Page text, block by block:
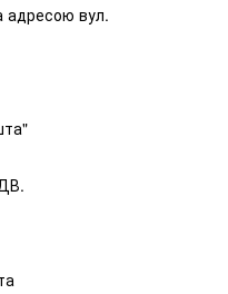
адресою вул.